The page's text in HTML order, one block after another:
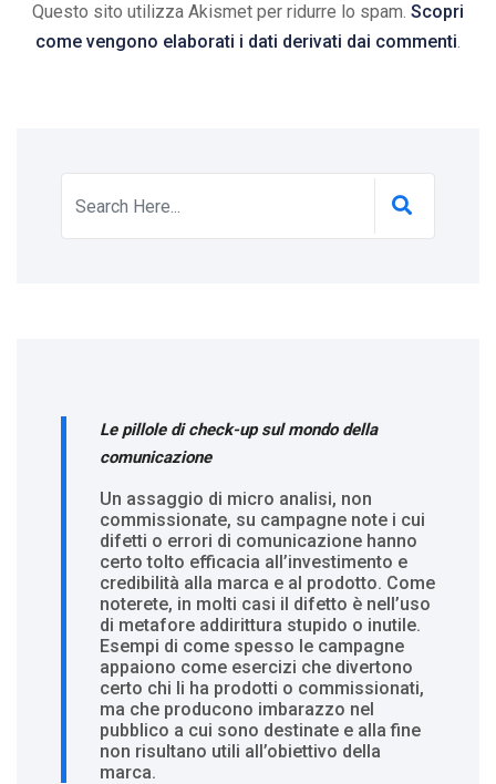
Questo sito utilizza Akismet per ridurre lo spam. Scopri
come vengono elaborati i dati derivati dai commenti.
Le pillole di check-up sul mondo della
comunicazione
Un assaggio di micro analisi, non
commissionate, su campagne note i cui
difetti o errori di comunicazione hanno
certo tolto efficacia all’investimento e
credibilità alla marca e al prodotto. Come
noterete, in molti casi il difetto è nell’uso
di metafore addirittura stupido o inutile.
Esempi di come spesso le campagne
appaiono come esercizi che divertono
certo chi li ha prodotti o commissionati,
ma che producono imbarazzo nel
pubblico a cui sono destinate e alla fine
non risultano utili all’obiettivo della
marca.